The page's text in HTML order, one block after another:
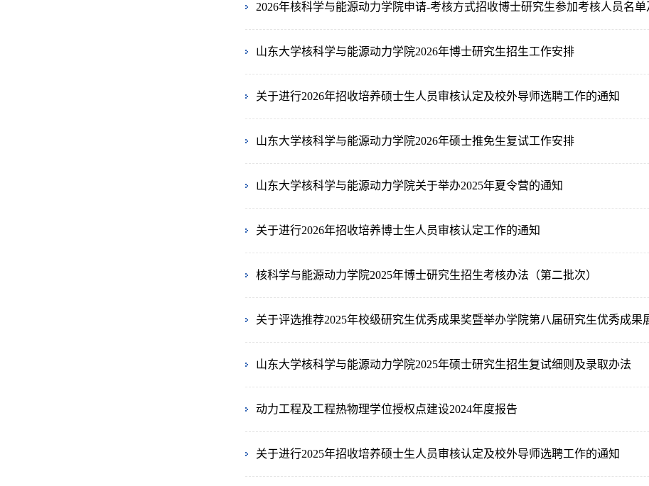
2026年核科学与能源动力学院申请-考核方式招收博士研究生参加考核人员名
山东大学核科学与能源动力学院2026年博士研究生招生工作安排
关于进行2026年招收培养硕士生人员审核认定及校外导师选聘工作的通知
山东大学核科学与能源动力学院2026年硕士推免生复试工作安排
山东大学核科学与能源动力学院关于举办2025年夏令营的通知
关于进行2026年招收培养博士生人员审核认定工作的通知
核科学与能源动力学院2025年博士研究生招生考核办法（第二批次）
关于评选推荐2025年校级研究生优秀成果奖暨举办学院第八届研究生优秀成果
山东大学核科学与能源动力学院2025年硕士研究生招生复试细则及录取办法
动力工程及工程热物理学位授权点建设2024年度报告
关于进行2025年招收培养硕士生人员审核认定及校外导师选聘工作的通知